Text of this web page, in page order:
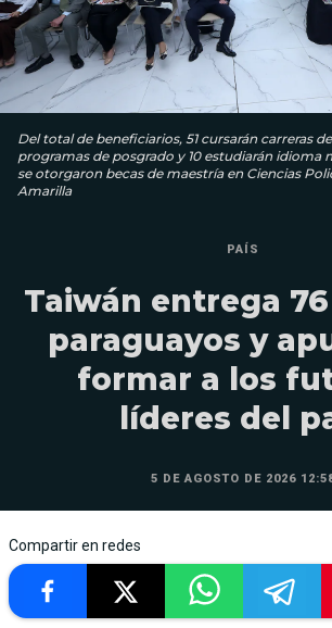
Del total de beneficiarios, 51 cursarán carreras
programas de posgrado y 10 estudiarán idioma
se otorgaron becas de maestría en Ciencias
Amarilla
PAÍS
Taiwán entrega
paraguayos y
formar a los
líderes del
5 DE AGOSTO DE 2026
Compartir en redes